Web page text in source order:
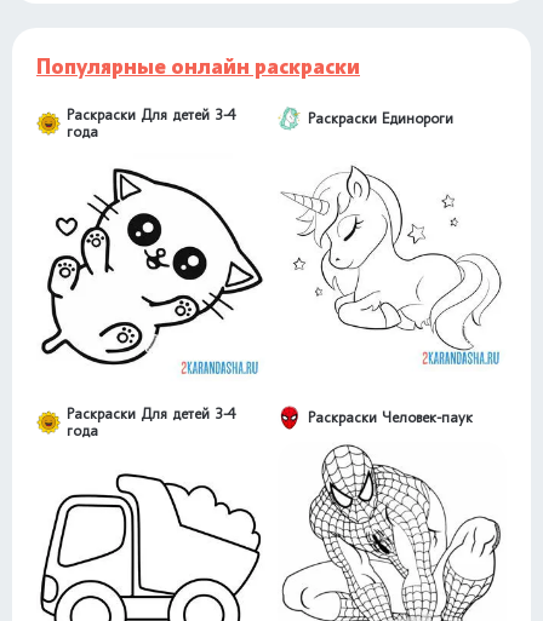
Популярные онлайн раскраски
Раскраски Для детей 3-4
года
Раскраски Единороги
Раскраски Для детей 3-4
года
Раскраски Человек-паук